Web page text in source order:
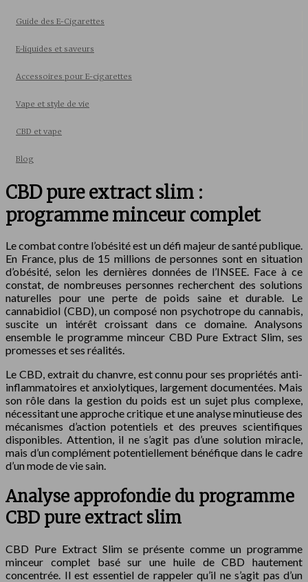
Guide des E-Cigarettes
E-liquides et saveurs
Accessoires pour E-cigarettes
Vape et style de vie
CBD et vape
Blog
CBD pure extract slim :
programme minceur complet
Le combat contre l’obésité est un défi majeur de santé publique.
En France, plus de 15 millions de personnes sont en situation
d’obésité, selon les dernières données de l’INSEE. Face à ce
constat, de nombreuses personnes recherchent des solutions
naturelles pour une perte de poids saine et durable. Le
cannabidiol (CBD), un composé non psychotrope du cannabis,
suscite un intérêt croissant dans ce domaine. Analysons
ensemble le programme minceur CBD Pure Extract Slim, ses
promesses et ses réalités.
Le CBD, extrait du chanvre, est connu pour ses propriétés anti-
inflammatoires et anxiolytiques, largement documentées. Mais
son rôle dans la gestion du poids est un sujet plus complexe,
nécessitant une approche critique et une analyse minutieuse des
mécanismes d’action potentiels et des preuves scientifiques
disponibles. Attention, il ne s’agit pas d’une solution miracle,
mais d’un complément potentiellement bénéfique dans le cadre
d’un mode de vie sain.
Analyse approfondie du programme
CBD pure extract slim
CBD Pure Extract Slim se présente comme un programme
minceur complet basé sur une huile de CBD hautement
concentrée. Il est essentiel de rappeler qu’il ne s’agit pas d’un